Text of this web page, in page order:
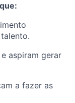
aspiram gerar
a fazer as